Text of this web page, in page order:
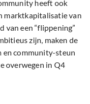
heeft ook
marktkapitalisatie van
van een “flippening”
zijn, maken de
en community-steun
overwegen in Q4